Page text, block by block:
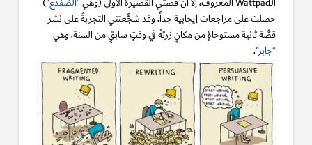
الـWattpad المعروف، إلا أنَّ قصتي القصيرة الأولى (وهي
“الضِّفدع”)
حصلت على مراجعات إيجابية جداً. وقد شجَّعتني التجربةُ على نشر
قصَّة ثانية مستوحاةٍ من مكانٍ زرتهُ في وقتٍ سابقٍ من السنة، وهي
“جابر”.